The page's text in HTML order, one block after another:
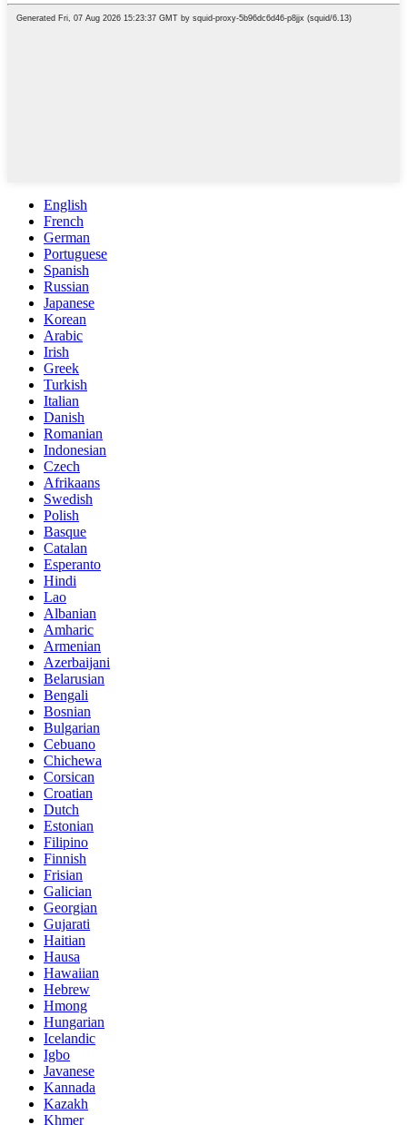
English
French
German
Portuguese
Spanish
Russian
Japanese
Korean
Arabic
Irish
Greek
Turkish
Italian
Danish
Romanian
Indonesian
Czech
Afrikaans
Swedish
Polish
Basque
Catalan
Esperanto
Hindi
Lao
Albanian
Amharic
Armenian
Azerbaijani
Belarusian
Bengali
Bosnian
Bulgarian
Cebuano
Chichewa
Corsican
Croatian
Dutch
Estonian
Filipino
Finnish
Frisian
Galician
Georgian
Gujarati
Haitian
Hausa
Hawaiian
Hebrew
Hmong
Hungarian
Icelandic
Igbo
Javanese
Kannada
Kazakh
Khmer